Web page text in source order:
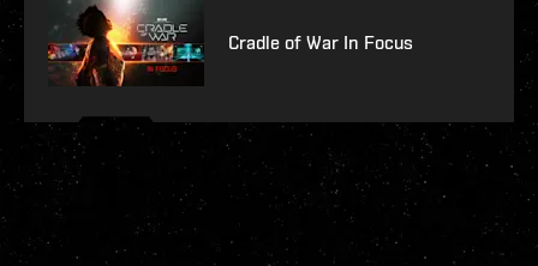
Cradle of War In Focus